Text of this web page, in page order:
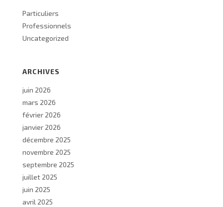
Particuliers
Professionnels
Uncategorized
ARCHIVES
juin 2026
mars 2026
février 2026
janvier 2026
décembre 2025
novembre 2025
septembre 2025
juillet 2025
juin 2025
avril 2025